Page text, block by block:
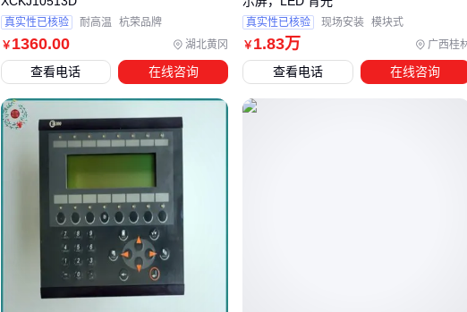
遥控方案仅建议用于危险环境或特殊作业距离需求，日常使
用会显著增加电池维护压力
判断是否更换整块面板前，建议先确认现有接口兼容性。部分
显示屏扩展功能，这比整体更换控制面板成本更低。
对于必须更换的场景，需特别注意控制组件的匹配逻辑：电动
叉车更关注防尘防水等级，而内燃叉车优先考虑抗振动性能。
此时选择专为对应动力类型设计的叉车控制面板，长期稳定性
会明显优于通用型号。
最终决策应回归到实际作业流程——如果操作者需要频繁查看
油压、电池状态等参数，传统面板的集中显示优势仍然不可替
￥ 1360.00 湖北黄冈
真实性已核验 耐高温 杭荣品牌
查看电话 在线咨询
￥ 1.83万 广西桂
真实性已核验 现场安装 模块式
查看电话 在线咨询